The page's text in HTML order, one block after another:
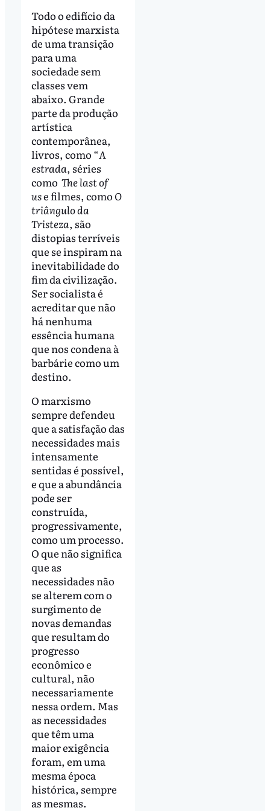
Todo o edifício da
hipótese marxista
de uma transição
para uma
sociedade sem
classes vem
abaixo. Grande
parte da produção
artística
contemporânea,
livros, como “A
estrada, séries
como The last of
use filmes, como O
triângulo da
Tristeza, são
distopias terríveis
que se inspiram na
inevitabilidade do
fim da civilização.
Ser socialista é
acreditar que não
há nenhuma
essência humana
que nos condena à
barbárie como um
destino.
O marxismo
sempre defendeu
que a satisfação das
necessidades mais
intensamente
sentidas é possível,
e que a abundância
pode ser
construída,
progressivamente,
como um processo.
O que não significa
que as
necessidades não
se alterem com o
surgimento de
novas demandas
que resultam do
progresso
econômico e
cultural, não
necessariamente
nessa ordem. Mas
as necessidades
que têm uma
maior exigência
foram, em uma
mesma época
histórica, sempre
as mesmas.